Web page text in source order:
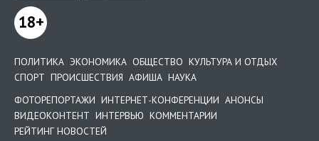
18+
ПОЛИТИКА ЭКОНОМИКА ОБЩЕСТВО КУЛЬТУРА И ОТДЫХ
СПОРТ ПРОИСШЕСТВИЯ АФИША НАУКА
ФОТОРЕПОРТАЖИ ИНТЕРНЕТ-КОНФЕРЕНЦИИ АНОНСЫ
ВИДЕОКОНТЕНТ ИНТЕРВЬЮ КОММЕНТАРИИ
РЕЙТИНГ НОВОСТЕЙ